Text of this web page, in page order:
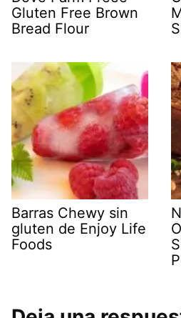
Gluten Free Brown
Bread Flour
Barras Chewy sin
gluten de Enjoy Life
Foods